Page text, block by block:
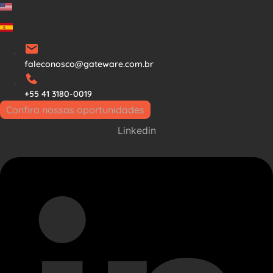
Ir
para
conteúdo
faleconosco@gateware.com.br
+55 41 3180-0019
Confira nossas oportunidades
Linkedin